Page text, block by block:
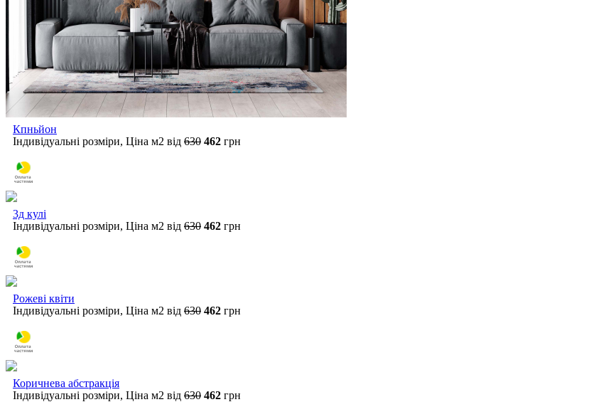
Кпньйон
Індивідуальні розміри, Ціна м2 від 630 462 грн
3д кулі
Індивідуальні розміри, Ціна м2 від 630 462 грн
Рожеві квіти
Індивідуальні розміри, Ціна м2 від 630 462 грн
Коричнева абстракція
Індивідуальні розміри, Ціна м2 від 630 462 грн